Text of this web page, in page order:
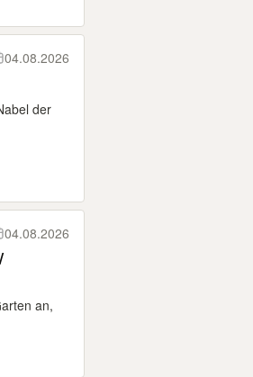
04.08.2026
der
04.08.2026
an,